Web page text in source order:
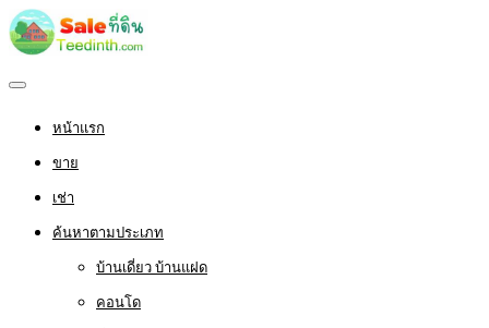
หน้าแรก
ขาย
เช่า
ค้นหาตามประเภท
บ้านเดี่ยว บ้านแฝด
คอนโด